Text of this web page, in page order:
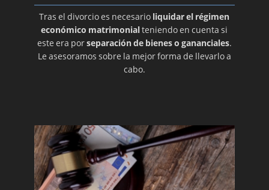
Tras el divorcio es necesario liquidar el régimen
económico matrimonialteniendo en cuenta si
este era porseparación de bienes o gananciales.
Le asesoramos sobre la mejor forma de llevarlo a
cabo.